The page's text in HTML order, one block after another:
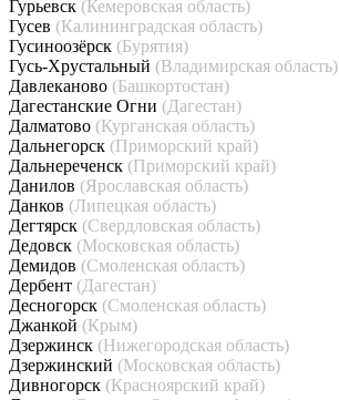
Гурьевск (Кемеровская область)
Гусев (Калининградская область)
Гусиноозёрск (Бурятия)
Гусь-Хрустальный (Владимирская область)
Давлеканово (Башкортостан)
Дагестанские Огни (Дагестан)
Далматово (Курганская область)
Дальнегорск (Приморский край)
Дальнереченск (Приморский край)
Данилов (Ярославская область)
Данков (Липецкая область)
Дегтярск (Свердловская область)
Дедовск (Московская область)
Демидов (Смоленская область)
Дербент (Дагестан)
Десногорск (Смоленская область)
Джанкой (Крым)
Дзержинск (Нижегородская область)
Дзержинский (Московская область)
Дивногорск (Красноярский край)